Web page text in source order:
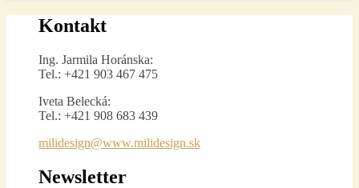
Kontakt
Ing. Jarmila Horánska:
Tel.: +421 903 467 475
Iveta Belecká:
Tel.: +421 908 683 439
milidesign@www.milidesign.sk
Newsletter